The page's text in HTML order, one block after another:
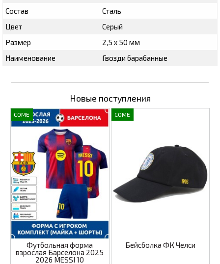
Состав
Сталь
Цвет
Серый
Размер
2,5 х 50 мм
Наименование
Гвозди барабанные
Новые поступления
COME
Футбольная форма
взрослая Барселона 2025
2026 MESSI 10
COME
Бейсболка ФК Челси